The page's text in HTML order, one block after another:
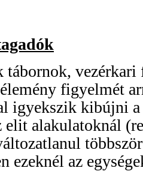
tábornok,
figyelmét
igyekszik kibújni a
elit alakulatoknál
ezeknél az